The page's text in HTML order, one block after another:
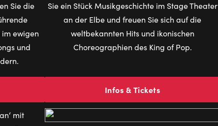
Sie die
ewigen
und
Sie ein Stück Musikgeschichte im Stage Theater
an der Elbe und freuen Sie sich auf die
weltbekannten Hits und ikonischen
Choreographien des King of Pop.
Infos & Tickets